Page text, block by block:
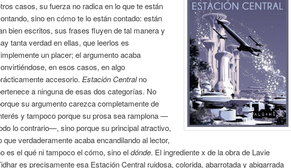
casos, su fuerza no radica en lo que te están
sino en cómo te lo están contado: están
bien escritos, sus frases fluyen de tal manera y
tanta verdad en ellas, que leerlos es
un placer; el argumento acaba
en esos casos, en algo
accesorio. Estación Centralno
a ninguna de esas dos categorías. No
su argumento carezca completamente de
y tampoco porque su prosa sea ramplona —
lo contrario—, sino porque su principal atractivo,
que verdaderamente acaba encandilando al lector,
es el qué ni tampoco el cómo, sino eldónde. El ingrediente x de la obra de Lavie
es precisamente esa Estación Central ruidosa, colorida, abarrotada y abigarrada